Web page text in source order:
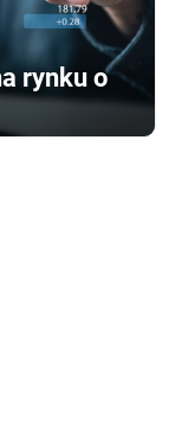
rynku o